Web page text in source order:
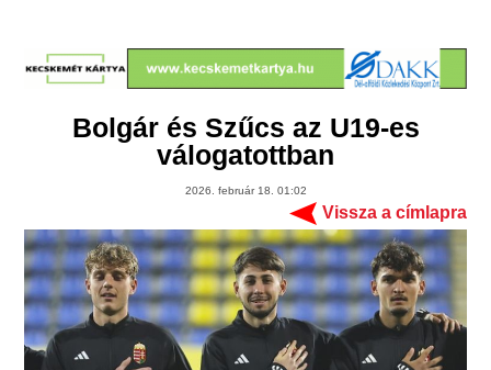
Bolgár és Szűcs az U19-es
válogatottban
2026. február 18. 01:02
Vissza a címlapra